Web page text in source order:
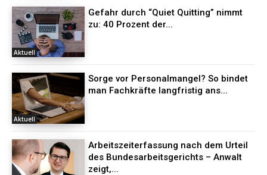
Aktuell
Gefahr durch “Quiet Quitting” nimmt
zu: 40 Prozent der...
Aktuell
Sorge vor Personalmangel? So bindet
man Fachkräfte langfristig ans...
Arbeitszeiterfassung nach dem Urteil
des Bundesarbeitsgerichts – Anwalt
zeigt,...